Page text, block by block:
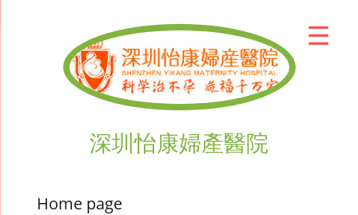
深圳怡康婦產醫院
Home page